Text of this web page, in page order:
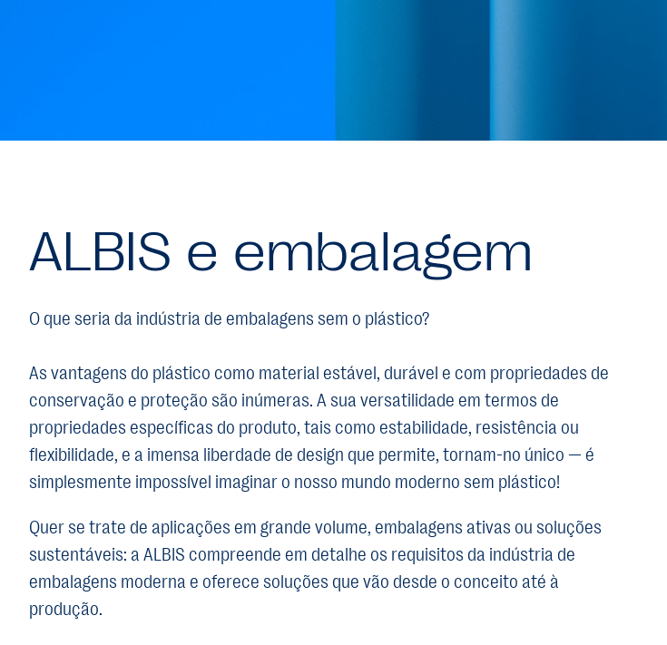
ALBIS e embalagem
O que seria da indústria de embalagens sem o plástico?
As vantagens do plástico como material estável, durável e com propriedades de
conservação e proteção são inúmeras. A sua versatilidade em termos de
propriedades específicas do produto, tais como estabilidade, resistência ou
flexibilidade, e a imensa liberdade de design que permite, tornam-no único — é
simplesmente impossível imaginar o nosso mundo moderno sem plástico!
Quer se trate de aplicações em grande volume, embalagens ativas ou soluções
sustentáveis: a ALBIS compreende em detalhe os requisitos da indústria de
embalagens moderna e oferece soluções que vão desde o conceito até à
produção.